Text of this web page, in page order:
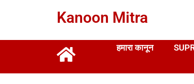
Kanoon Mitra
हमारा कानून